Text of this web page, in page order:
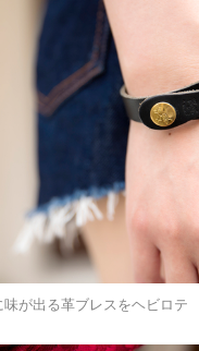
が出る革ブレスをヘビロテ